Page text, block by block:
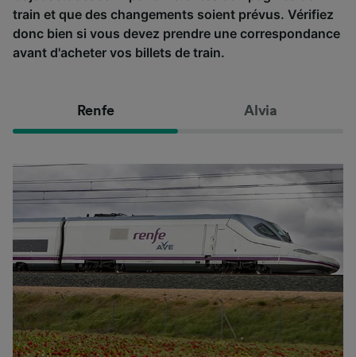
train et que des changements soient prévus. Vérifiez
donc bien si vous devez prendre une correspondance
avant d'acheter vos billets de train.
Renfe Alvia